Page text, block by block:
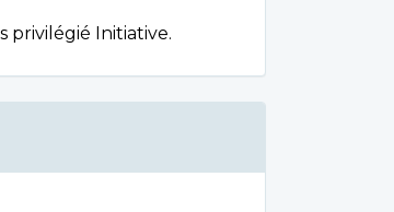
privilégié Initiative.